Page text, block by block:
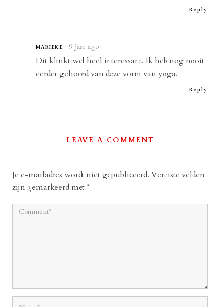
Reply
MARIEKE 9 jaar ago
Dit klinkt wel heel interessant. Ik heb nog nooit
eerder gehoord van deze vorm van yoga.
Reply
LEAVE A COMMENT
Je e-mailadres wordt niet gepubliceerd. Vereiste velden
zijn gemarkeerd met*